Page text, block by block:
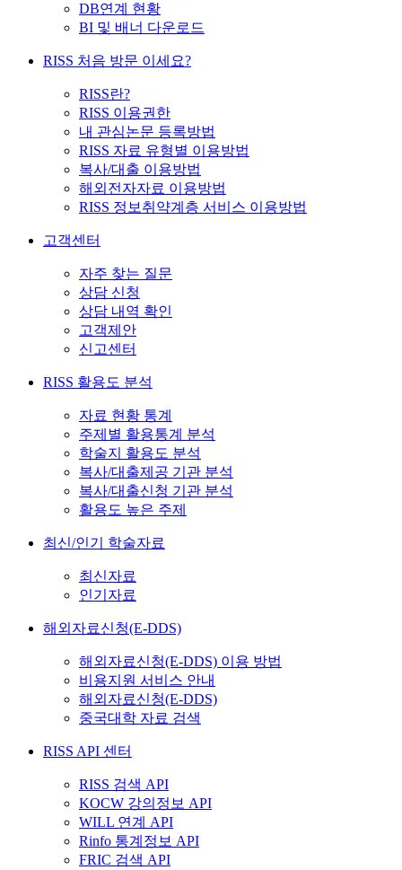
DB연계 현황
BI 및 배너 다운로드
RISS 처음 방문 이세요?
RISS란?
RISS 이용권한
내 관심논문 등록방법
RISS 자료 유형별 이용방법
복사/대출 이용방법
해외전자자료 이용방법
RISS 정보취약계층 서비스 이용방법
고객센터
자주 찾는 질문
상담 신청
상담 내역 확인
고객제안
신고센터
RISS 활용도 분석
자료 현황 통계
주제별 활용통계 분석
학술지 활용도 분석
복사/대출제공 기관 분석
복사/대출신청 기관 분석
활용도 높은 주제
최신/인기 학술자료
최신자료
인기자료
해외자료신청(E-DDS)
해외자료신청(E-DDS) 이용 방법
비용지원 서비스 안내
해외자료신청(E-DDS)
중국대학 자료 검색
RISS API 센터
RISS 검색 API
KOCW 강의정보 API
WILL 연계 API
Rinfo 통계정보 API
FRIC 검색 API